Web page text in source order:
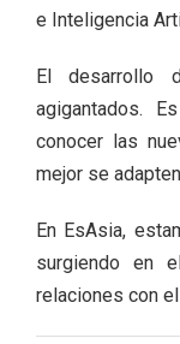
e Inteligencia
El desarrollo
agigantados.
conocer las
mejor se
En EsAsia,
surgiendo en
relaciones con